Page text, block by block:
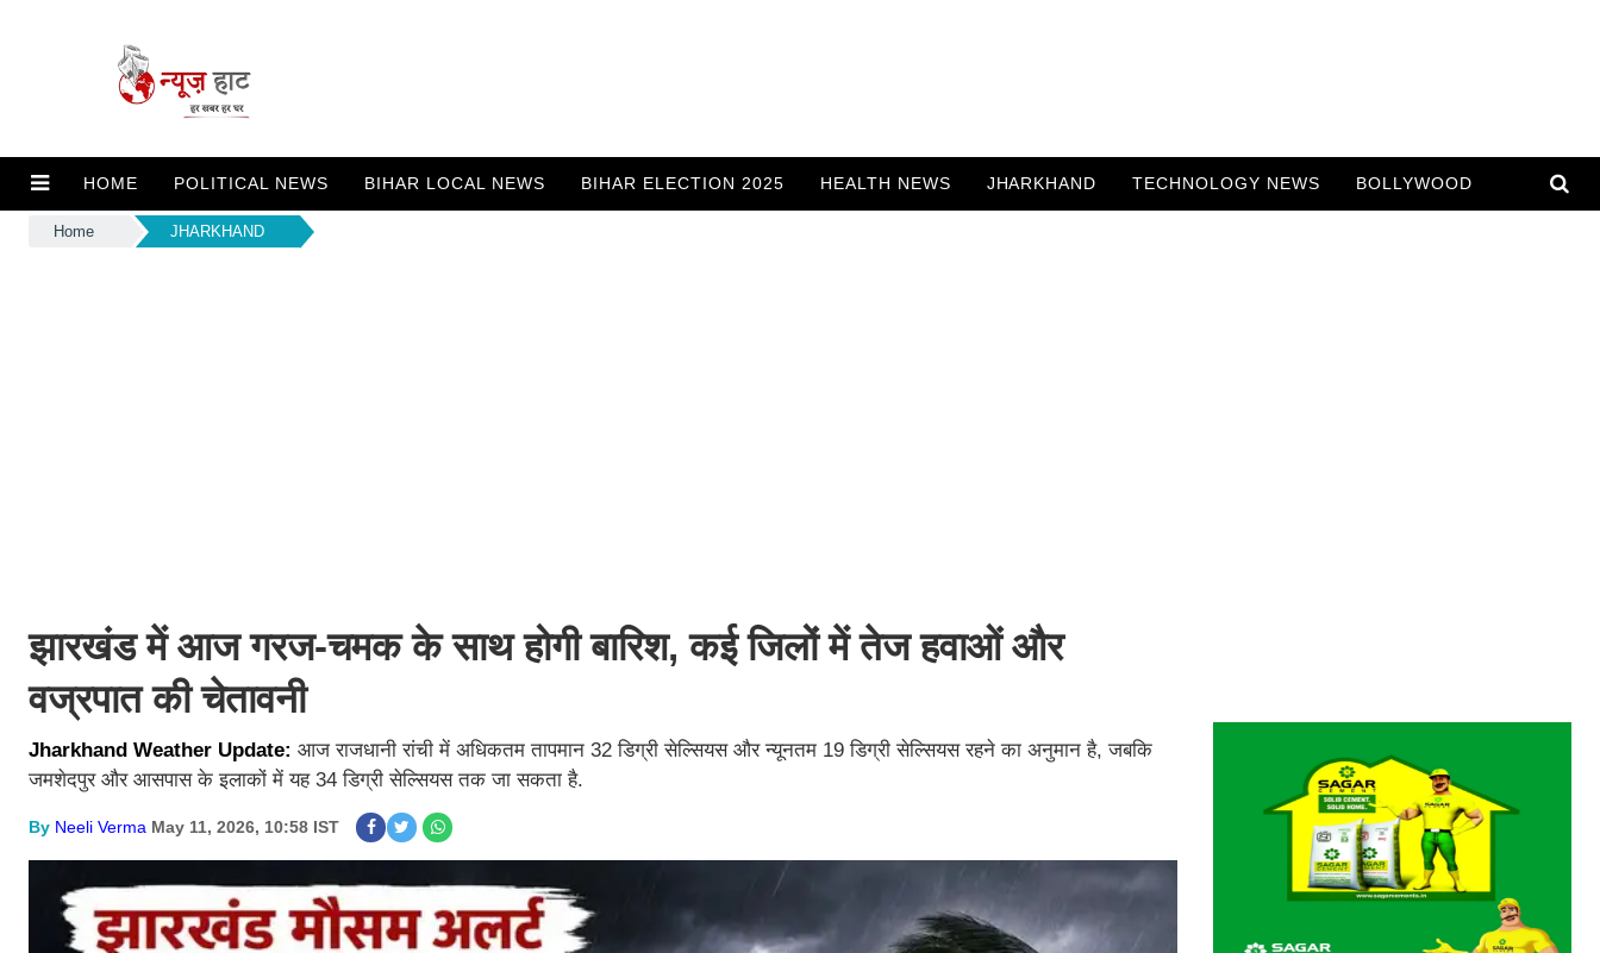
HOME POLITICAL NEWS BIHAR LOCAL NEWS BIHAR ELECTION 2025 HEALTH NEWS JHARKHAND TECHNOLOGY NEWS BOLLYWOOD
Home JHARKHAND
झारखंड में आज गरज-चमक के साथ होगी बारिश, कई जिलों में तेज हवाओं और
वज्रपात की चेतावनी
Jharkhand Weather Update: आज राजधानी रांची में अधिकतम तापमान 32 डिग्री सेल्सियस और न्यूनतम 19 डिग्री सेल्सियस रहने का अनुमान है, जबकि
जमशेदपुर और आसपास के इलाकों में यह 34 डिग्री सेल्सियस तक जा सकता है.
By Neeli Verma May 11, 2026, 10:58 IST